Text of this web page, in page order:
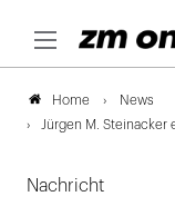
Home
News
Jürgen M.
Nachricht